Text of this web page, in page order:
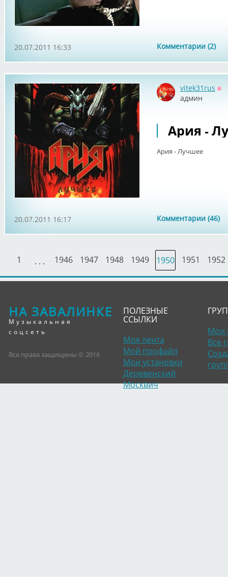
Комментарии (2)
20.07.2011 16:33
vitek31rus
админ
Ария -
Ария - Лучшее
Комментарии (46)
20.07.2011 16:17
1 . . . 1946 1947 1948 1949 1950 1951 1952
НА ЗАВАЛИНКЕ
Музыкальная
соцсеть
Все права защищены © 2016
ПОЛЕЗНЫЕ
ССЫЛКИ
Моя лента
Мой профайл
Мои установки
Деревенский
Москвич
Мои
Все